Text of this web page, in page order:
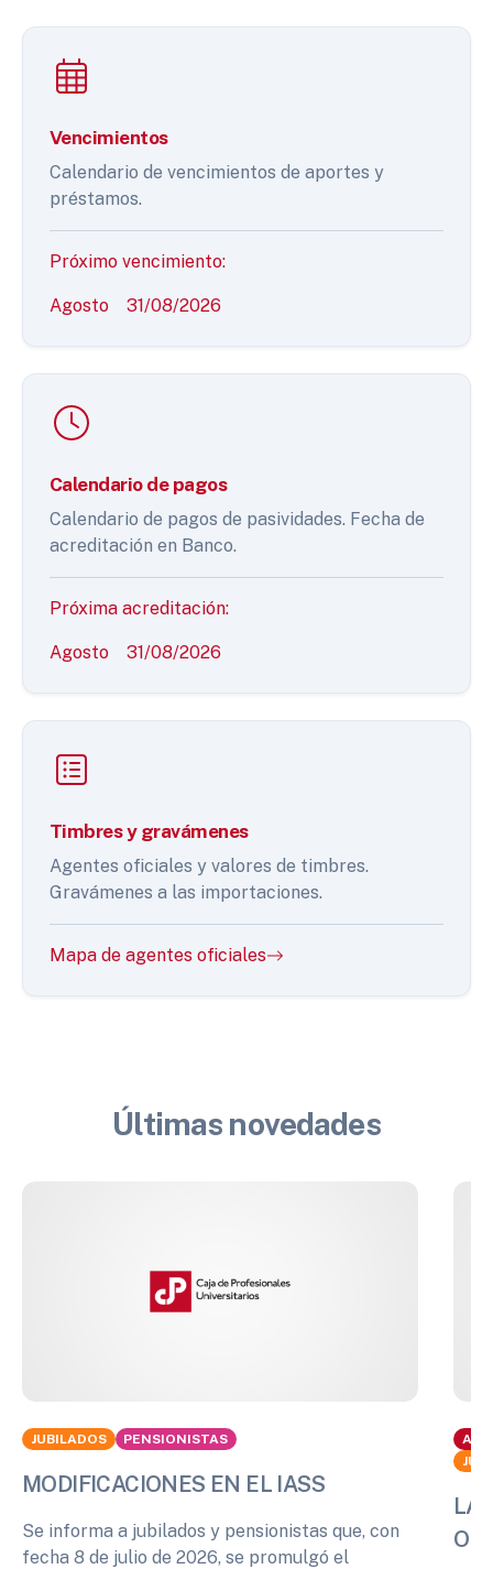
Vencimientos
Calendario de vencimientos de aportes y
préstamos.
Próximo vencimiento:
Agosto 31/08/2026
Calendario de pagos
Calendario de pagos de pasividades. Fecha de
acreditación en Banco.
Próxima acreditación:
Agosto 31/08/2026
Timbres y gravámenes
Agentes oficiales y valores de timbres.
Gravámenes a las importaciones.
Mapa de agentes oficiales
Últimas novedades
JUBILADOS PENSIONISTAS
MODIFICACIONES EN EL IASS
Se informa a jubilados y pensionistas que, con
fecha 8 de julio de 2026, se promulgó el
LA